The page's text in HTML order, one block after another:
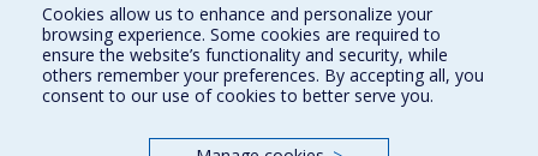
Plan du site
Signaler une erreur
Accessibilité
Cookies allow us to enhance and personalize your
browsing experience. Some cookies are required to
ensure the website’s functionality and security, while
others remember your preferences. By accepting all, you
consent to our use of cookies to better serve you.